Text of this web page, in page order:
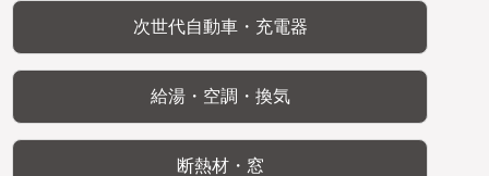
次世代自動車・充電器
給湯・空調・換気
断熱材・窓